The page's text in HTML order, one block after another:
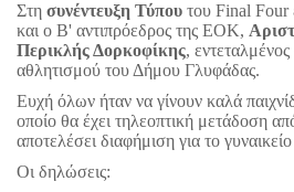
Στη συνέντευξη Τύπου του Final Four
και ο Β' αντιπρόεδρος της ΕΟΚ,
Περικλής Δορκοφίκης,
αθλητισμού του Δήμου Γλυφάδας.
Ευχή όλων ήταν να γίνουν καλά
οποίο θα έχει τηλεοπτική μετάδοση
αποτελέσει διαφήμιση για το
Οι δηλώσεις: